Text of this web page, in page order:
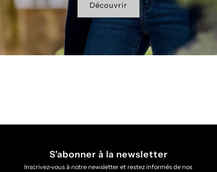
Découvrir
S'abonner à la newsletter
Inscrivez-vous à notre newsletter et restez informés de nos